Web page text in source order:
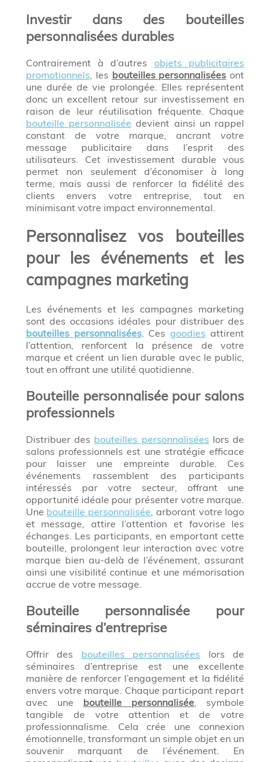
Investir dans des bouteilles
personnalisées durables
Contrairement à d’autres objets publicitaires
promotionnels, les bouteilles personnalisées ont
une durée de vie prolongée. Elles représentent
donc un excellent retour sur investissement en
raison de leur réutilisation fréquente. Chaque
bouteille personnalisée devient ainsi un rappel
constant de votre marque, ancrant votre
message publicitaire dans l’esprit des
utilisateurs. Cet investissement durable vous
permet non seulement d’économiser à long
terme, mais aussi de renforcer la fidélité des
clients envers votre entreprise, tout en
minimisant votre impact environnemental.
Personnalisez vos bouteilles
pour les événements et les
campagnes marketing
Les événements et les campagnes marketing
sont des occasions idéales pour distribuer des
bouteilles personnalisées. Cesgoodies attirent
l’attention, renforcent la présence de votre
marque et créent un lien durable avec le public,
tout en offrant une utilité quotidienne.
Bouteille personnalisée pour salons
professionnels
Distribuer des bouteilles personnalisées lors de
salons professionnels est une stratégie efficace
pour laisser une empreinte durable. Ces
événements rassemblent des participants
intéressés par votre secteur, offrant une
opportunité idéale pour présenter votre marque.
Une bouteille personnalisée, arborant votre logo
et message, attire l’attention et favorise les
échanges. Les participants, en emportant cette
bouteille, prolongent leur interaction avec votre
marque bien au-delà de l’événement, assurant
ainsi une visibilité continue et une mémorisation
accrue de votre message.
Bouteille personnalisée pour
séminaires d’entreprise
Offrir des bouteilles personnalisées lors de
séminaires d’entreprise est une excellente
manière de renforcer l’engagement et la fidélité
envers votre marque. Chaque participant repart
avec une bouteille personnalisée, symbole
tangible de votre attention et de votre
professionnalisme. Cela crée une connexion
émotionnelle, transformant un simple objet en un
souvenir marquant de l’événement. En